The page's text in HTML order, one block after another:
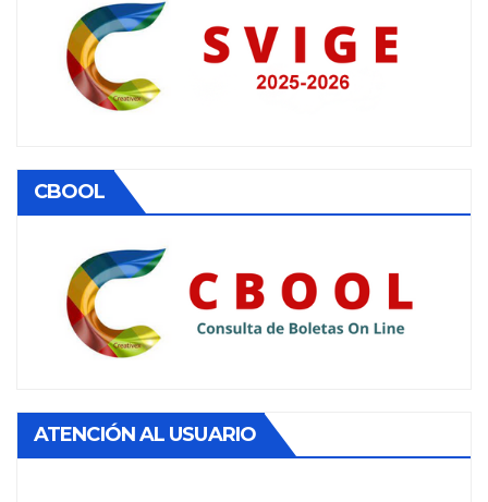
CBOOL
ATENCIÓN AL USUARIO